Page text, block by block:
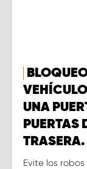
UNA
PUERTAS
TRASERA.
Evite los